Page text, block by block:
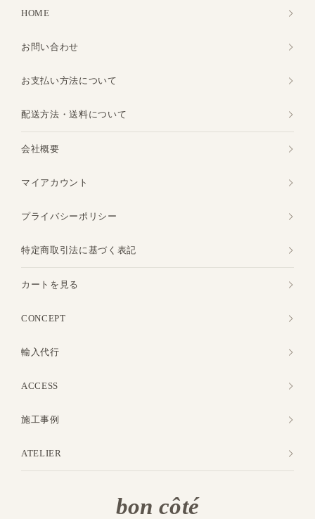
HOME
お問い合わせ
お支払い方法について
配送方法・送料について
会社概要
マイアカウント
プライバシーポリシー
特定商取引法に基づく表記
カートを見る
CONCEPT
輸入代行
ACCESS
施工事例
ATELIER
bon côté